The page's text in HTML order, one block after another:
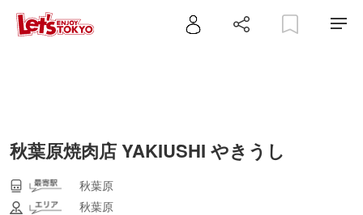
秋葉原焼肉店 YAKIUSHI やきうし
秋葉原
秋葉原